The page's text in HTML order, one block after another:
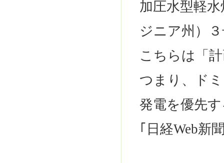
加圧水型軽
ジニア州）
こちらは「
つまり、ド
発電を優先
｢日経Web新